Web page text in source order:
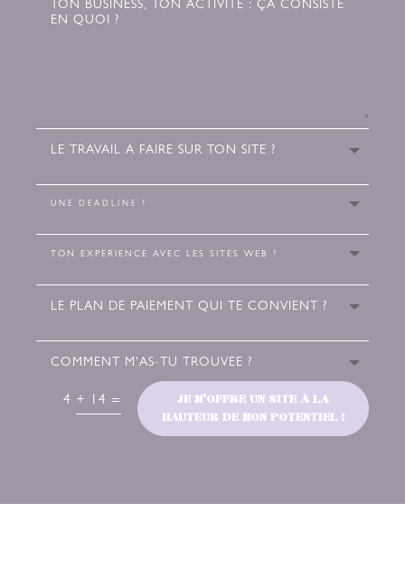
4 + 14 =
JE M'OFFRE UN SITE À LA
HAUTEUR DE MON POTENTIEL !